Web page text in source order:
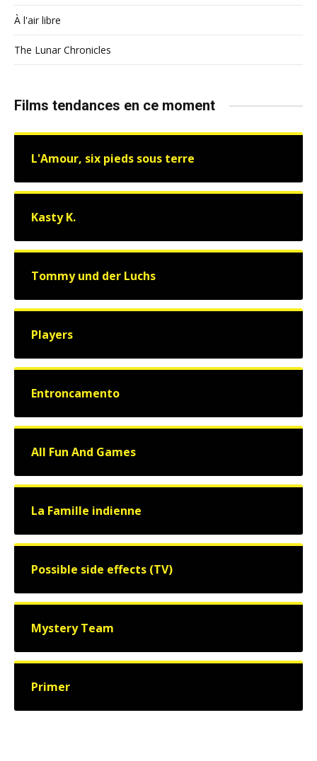
À l'air libre
The Lunar Chronicles
Films tendances en ce moment
L'Amour, six pieds sous terre
Kasty K.
Tommy und der Luchs
Players
Entroncamento
All Fun And Games
La Famille indienne
Possible side effects (TV)
Mystery Team
Primer